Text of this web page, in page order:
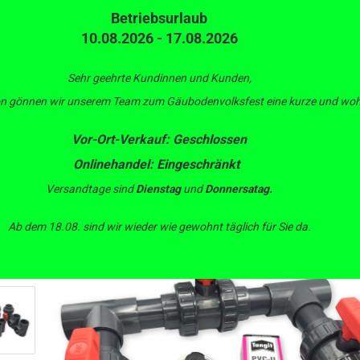
Betriebsurlaub
10.08.2026 - 17.08.2026
Sehr geehrte Kundinnen und Kunden,
gönnen wir unserem Team zum Gäubodenvolksfest eine kurze und
Vor-Ort-Verkauf: Geschlossen
Onlinehandel: Eingeschränkt
Versandtage sindDienstagundDonnersatag.
Ab dem 18.08. sind wir wieder wie gewohnt täglich für Sie da.
BEWÄSSERUNGSTECHNIK PUMPEN IBC
Einbauteile & Zubehör »
Set 32mm - 63mm (rot)